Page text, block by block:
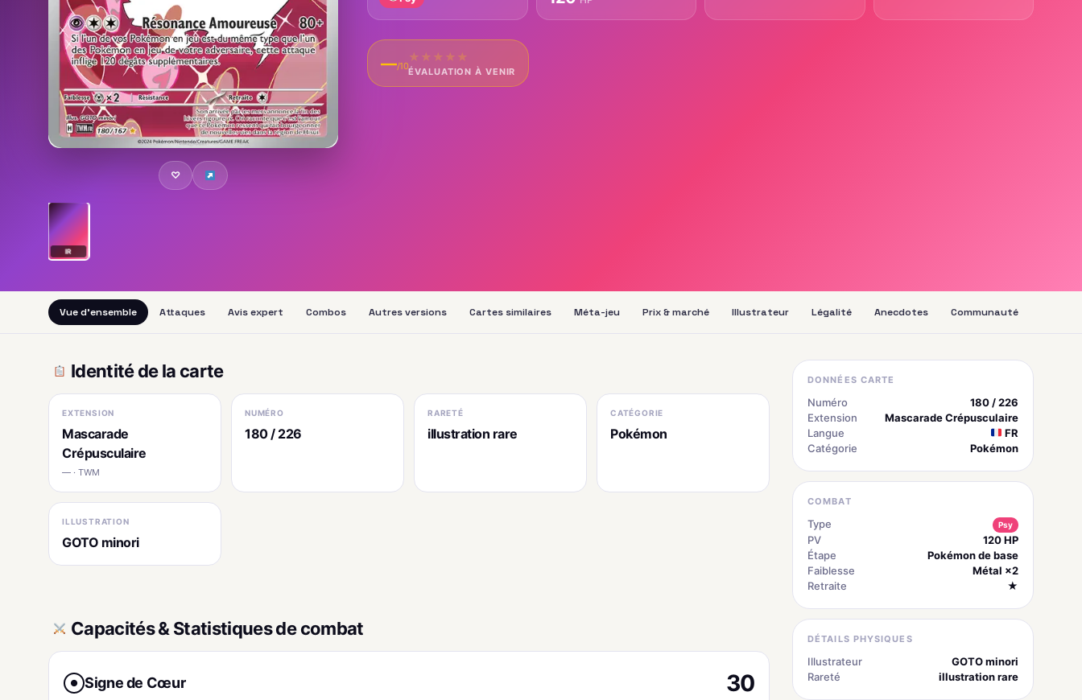
♡
IR
—/10
★ ★ ★ ★ ★
ÉVALUATION À VENIR
Vue d'ensemble Attaques Avis expert Combos Autres versions Cartes similaires Méta-jeu Prix & marché Illustrateur Légalité Anecdotes Communauté
Identité de la carte
EXTENSION
Mascarade
Crépusculaire
— · TWM
NUMÉRO
180 / 226
RARETÉ
illustration rare
CATÉGORIE
Pokémon
ILLUSTRATION
GOTO minori
Capacités & Statistiques de combat
● Signe de Cœur 30
DONNÉES CARTE
Numéro
180 / 226
Extension
Mascarade Crépusculaire
Langue
FR
Catégorie
Pokémon
COMBAT
Type Psy
PV
120 HP
Étape
Pokémon de base
Faiblesse
Métal ×2
Retraite
★
DÉTAILS PHYSIQUES
Illustrateur
GOTO minori
Rareté
illustration rare